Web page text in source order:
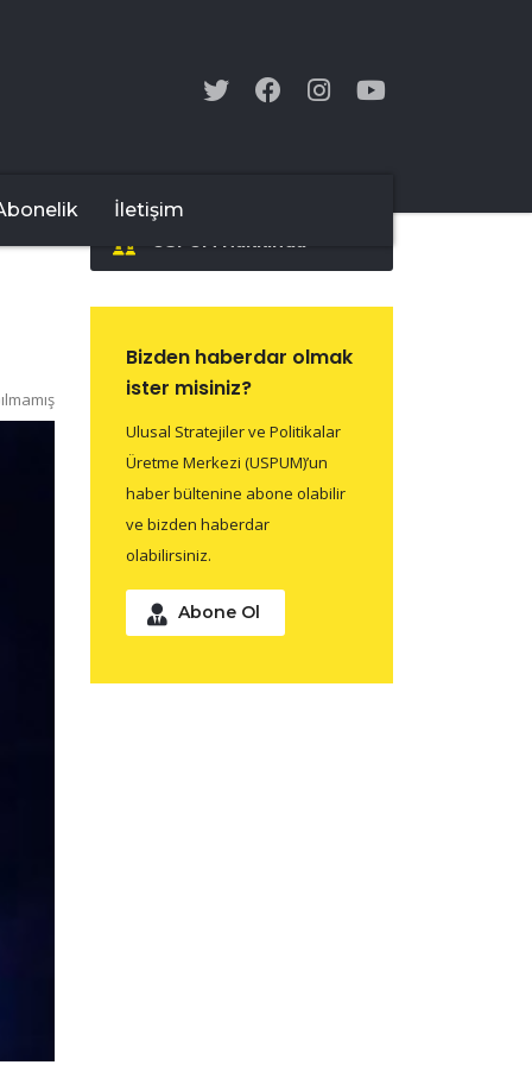
İletişim
USPUM Hakkında
Bizden haberdar olmak
ister misiniz?
Ulusal Stratejiler ve Politikalar
Üretme Merkezi (USPUM)’un
haber bültenine abone olabilir
ve bizden haberdar
olabilirsiniz.
Abone Ol